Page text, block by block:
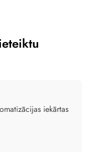
iekārtas